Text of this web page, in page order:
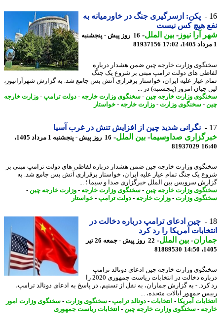
پکن: ازسرگیری جنگ در خاورمیانه به
هیچ کس نیست
آرا نیوز-بین الملل-
16 روز پیش - پنجشنبه
81937156
وزارت خارجه چین ضمن هشدار درباره
های دولت ترامپ مبنی بر شروع یک جنگ
عیار علیه ایران، خواستار برقراری آتش بس جامع شد. به گزارش شهرآرانیوز،
جیان امروز (پنجشنبه) در ...
وزارت خارجه چین -سخنگوی وزارت خارجه-دولت ترامپ -وزارت خارجه
-سخنگوی وزارت - وزارت خارجه-خواستار
نگرانی شدید چین از افزایش تنش در غرب آسیا
صداوسیما-بین الملل-
16 روز پیش - پنجشنبه 1 مرداد 1405،
81937029
وزارت خارجه چین ضمن هشدار درباره لفاظی های دولت ترامپ مبنی بر
یک جنگ تمام عیار علیه ایران، خواستار برقراری آتش بس جامع شد. به
سرویس بین الملل خبرگزاری صدا و سیما ؛ ...
وزارت خارجه چین -سخنگوی وزارت خارجه-وزارت خارجه چین -
وزارت - وزارت خارجه-دولت ترامپ -خواستار
چین ادعای ترامپ درباره دخالت در
آمریکا را رد کرد
- بین الملل-
22 روز پیش - جمعه 26 تیر
81889530
وزارت خارجه چین ادعای دونالد ترامپ
درباره دخالت در انتخابات ریاست جمهوری 2020 را
- به گزارش جماران، به نقل از تسنیم، در پاسخ به ادعای دونالد ترامپ،
جمهور ایالات متحده، ...
آمریکا- انتخابات-دونالد ترامپ -سخنگوی وزارت - سخنگوی وزارت امور
-سخنگوی وزارت خارجه چین -انتخابات ریاست جمهوری